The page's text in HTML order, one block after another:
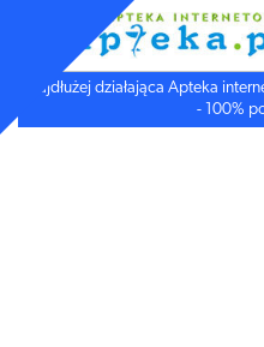
Najdłużej działająca Apteka
- 100%